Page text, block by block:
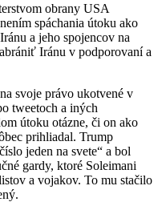
obrany USA
spáchania útoku ako
a jeho spojencov na
Iránu v podporovaní a
svoje právo ukotvené v
tweetoch a iných
útoku otázne, či on ako
prihliadal. Trump
jeden na svete“ a bol
gardy, ktoré Soleimani
a vojakov. To mu stačilo